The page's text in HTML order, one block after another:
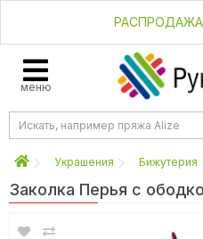
меню
Украшения Бижутерия
Заколка Перья с